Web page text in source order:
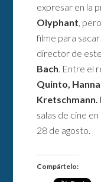
expresar en la
Olyphant ,
filme para
director de
Bach . Entre el
Quinto,
Kretschmann.
salas de cine
28 de agosto.
Compártelo: